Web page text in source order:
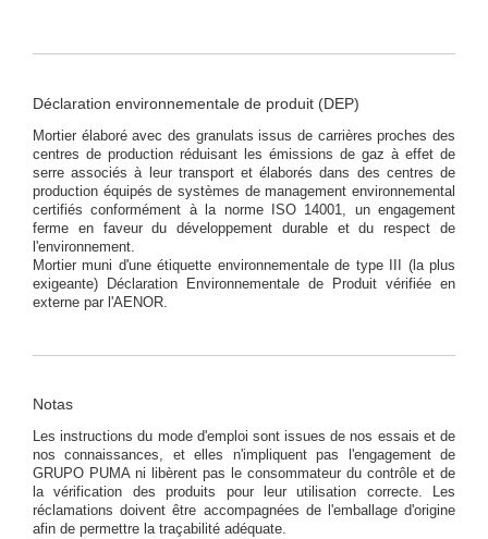
Déclaration environnementale de produit (DEP)
Mortier élaboré avec des granulats issus de carrières proches des
centres de production réduisant les émissions de gaz à effet de
serre associés à leur transport et élaborés dans des centres de
production équipés de systèmes de management environnemental
certifiés conformément à la norme ISO 14001, un engagement
ferme en faveur du développement durable et du respect de
l'environnement.
Mortier muni d'une étiquette environnementale de type III (la plus
exigeante) Déclaration Environnementale de Produit vérifiée en
externe par l'AENOR.
Notas
Les instructions du mode d'emploi sont issues de nos essais et de
nos connaissances, et elles n'impliquent pas l'engagement de
GRUPO PUMA ni libèrent pas le consommateur du contrôle et de
la vérification des produits pour leur utilisation correcte. Les
réclamations doivent être accompagnées de l'emballage d'origine
afin de permettre la traçabilité adéquate.